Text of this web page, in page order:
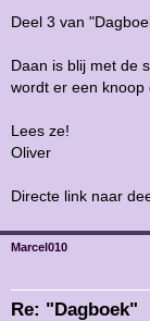
r
h
t
Deel 3 van
Daan is blij met de
wordt er een knoop
Lees ze!
Oliver
Directe link naar
Marcel010
Re: "Dagboek"